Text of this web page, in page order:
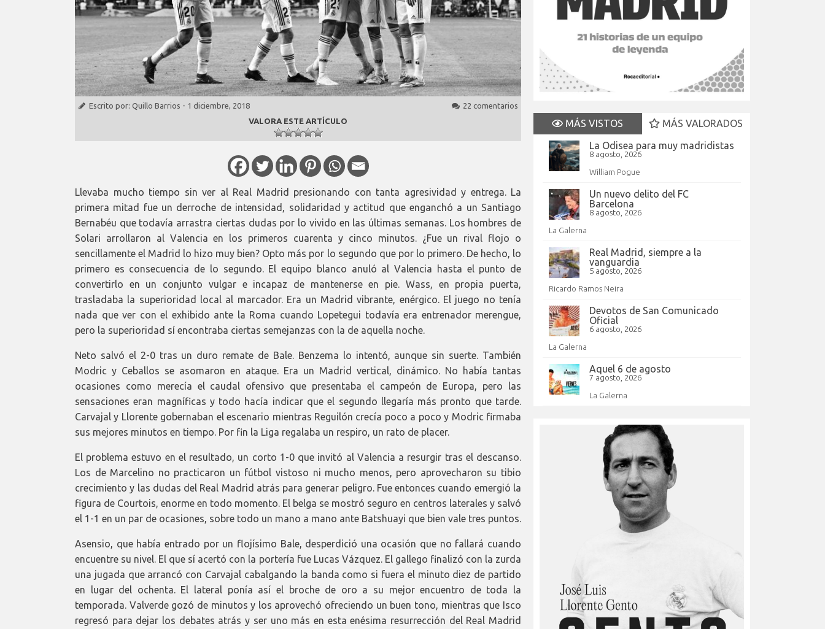
Escrito por: Quillo Barrios - 1 diciembre, 2018
22 comentarios
VALORA ESTE ARTÍCULO
Llevaba mucho tiempo sin ver al Real Madrid presionando con tanta agresividad y entrega. La
primera mitad fue un derroche de intensidad, solidaridad y actitud que enganchó a un Santiago
Bernabéu que todavía arrastra ciertas dudas por lo vivido en las últimas semanas. Los hombres de
Solari arrollaron al Valencia en los primeros cuarenta y cinco minutos. ¿Fue un rival flojo o
sencillamente el Madrid lo hizo muy bien? Opto más por lo segundo que por lo primero. De hecho, lo
primero es consecuencia de lo segundo. El equipo blanco anuló al Valencia hasta el punto de
convertirlo en un conjunto vulgar e incapaz de mantenerse en pie. Wass, en propia puerta,
trasladaba la superioridad local al marcador. Era un Madrid vibrante, enérgico. El juego no tenía
nada que ver con el exhibido ante la Roma cuando Lopetegui todavía era entrenador merengue,
pero la superioridad sí encontraba ciertas semejanzas con la de aquella noche.
Neto salvó el 2-0 tras un duro remate de Bale. Benzema lo intentó, aunque sin suerte. También
Modric y Ceballos se asomaron en ataque. Era un Madrid vertical, dinámico. No había tantas
ocasiones como merecía el caudal ofensivo que presentaba el campeón de Europa, pero las
sensaciones eran magníficas y todo hacía indicar que el segundo llegaría más pronto que tarde.
Carvajal y Llorente gobernaban el escenario mientras Reguilón crecía poco a poco y Modric firmaba
sus mejores minutos en tiempo. Por fin la Liga regalaba un respiro, un rato de placer.
El problema estuvo en el resultado, un corto 1-0 que invitó al Valencia a resurgir tras el descanso.
Los de Marcelino no practicaron un fútbol vistoso ni mucho menos, pero aprovecharon su tibio
crecimiento y las dudas del Real Madrid atrás para generar peligro. Fue entonces cuando emergió la
figura de Courtois, enorme en todo momento. El belga se mostró seguro en centros laterales y salvó
el 1-1 en un par de ocasiones, sobre todo un mano a mano ante Batshuayi que bien vale tres puntos.
Asensio, que había entrado por un flojísimo Bale, desperdició una ocasión que no fallará cuando
encuentre su nivel. El que sí acertó con la portería fue Lucas Vázquez. El gallego finalizó con la zurda
una jugada que arrancó con Carvajal cabalgando la banda como si fuera el minuto diez de partido
en lugar del ochenta. El lateral ponía así el broche de oro a su mejor encuentro de toda la
temporada. Valverde gozó de minutos y los aprovechó ofreciendo un buen tono, mientras que Isco
regresó para dejar los debates atrás y ser uno más en esta enésima resurrección del Real Madrid
MÁS VISTOS
MÁS VALORADOS
La Odisea para muy madridistas
8 agosto, 2026
William Pogue
Un nuevo delito del FC
Barcelona
8 agosto, 2026
La Galerna
Real Madrid, siempre a la
vanguardia
5 agosto, 2026
Ricardo Ramos Neira
Devotos de San Comunicado
Oficial
6 agosto, 2026
La Galerna
Aquel 6 de agosto
7 agosto, 2026
La Galerna